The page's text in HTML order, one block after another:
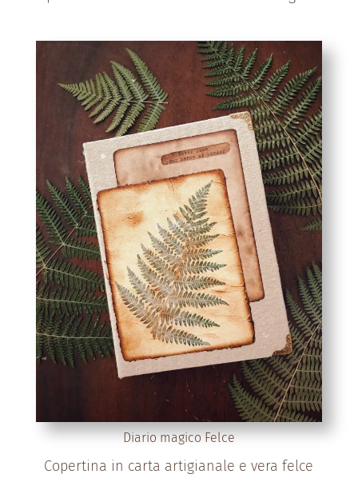
Diario magico Felce
Copertina in carta artigianale e vera felce